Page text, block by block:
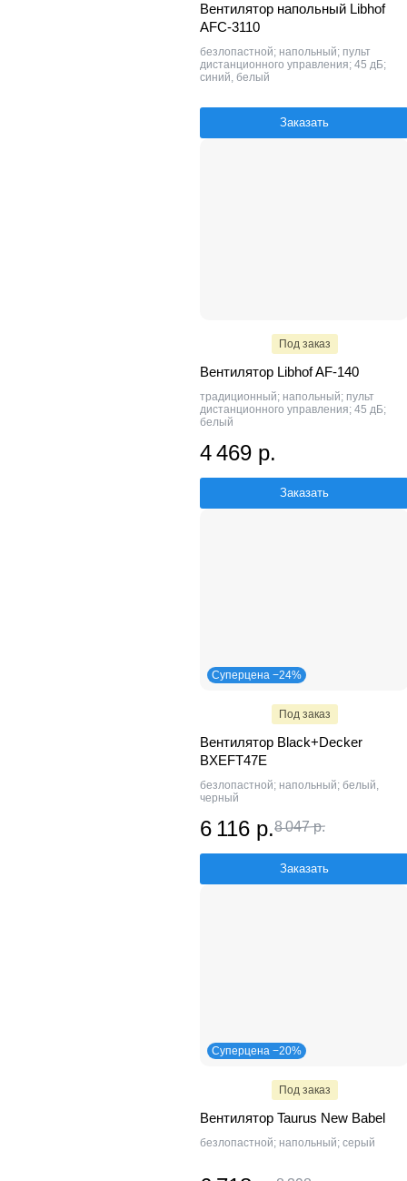
Вентилятор напольный Libhof
AFC-3110
безлопастной; напольный; пульт
дистанционного управления; 45 дБ;
синий, белый
Заказать
Под заказ
Вентилятор Libhof AF-140
традиционный; напольный; пульт
дистанционного управления; 45 дБ;
белый
4 469 р.
Заказать
Суперцена −24%
Под заказ
Вентилятор Black+Decker
BXEFT47E
безлопастной; напольный; белый,
черный
6 116 р.8 047 р.
Заказать
Суперцена −20%
Под заказ
Вентилятор Taurus New Babel
безлопастной; напольный; серый